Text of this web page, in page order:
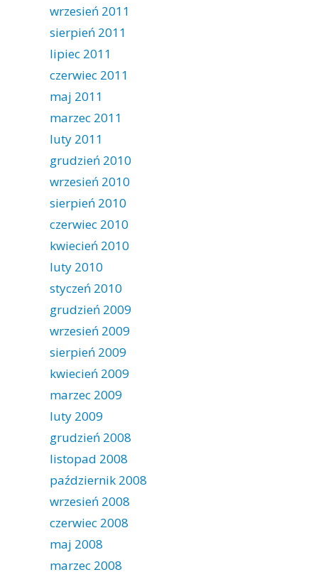
wrzesień 2011
sierpień 2011
lipiec 2011
czerwiec 2011
maj 2011
marzec 2011
luty 2011
grudzień 2010
wrzesień 2010
sierpień 2010
czerwiec 2010
kwiecień 2010
luty 2010
styczeń 2010
grudzień 2009
wrzesień 2009
sierpień 2009
kwiecień 2009
marzec 2009
luty 2009
grudzień 2008
listopad 2008
październik 2008
wrzesień 2008
czerwiec 2008
maj 2008
marzec 2008